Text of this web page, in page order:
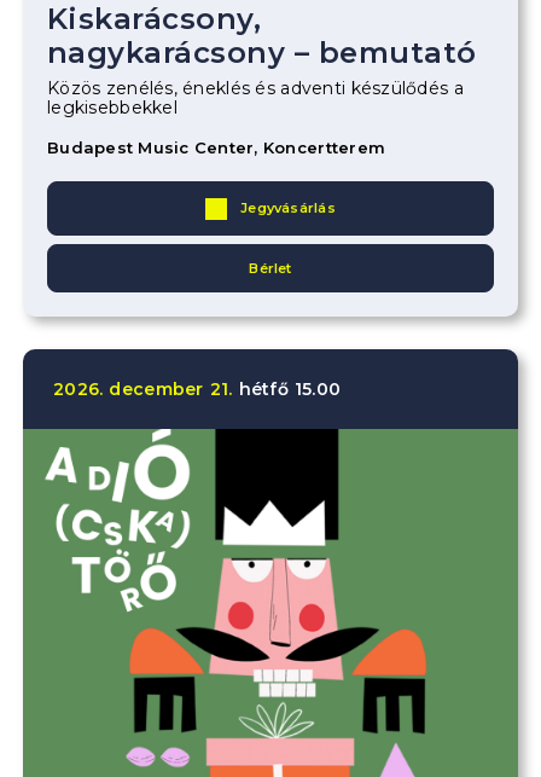
Kiskarácsony,
nagykarácsony – bemutató
Közös zenélés, éneklés és adventi készülődés a
legkisebbekkel
Budapest Music Center, Koncertterem
Jegyvásárlás
Bérlet
2026. december 21. hétfő 15.00